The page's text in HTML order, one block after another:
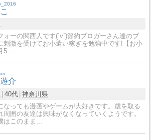
ォーの関西人です(´v`)節約ブロガーさん達のブ
刺激を受けてお小遣い稼ぎを勉強中です!【お小
5…
介
40代 神奈川県
なっても漫画やゲームが大好きです。歳を取る
周囲の友達は興味がなくなっていくようです。
はこのまま…